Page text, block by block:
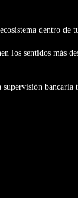
dentro de
los sentidos más
bancaria